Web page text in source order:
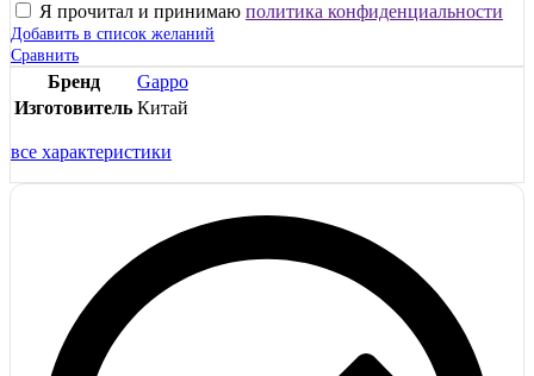
Я прочитал и принимаю политика конфиденциальности
Добавить в список желаний
Сравнить
Бренд
Gappo
Изготовитель Китай
все характеристики